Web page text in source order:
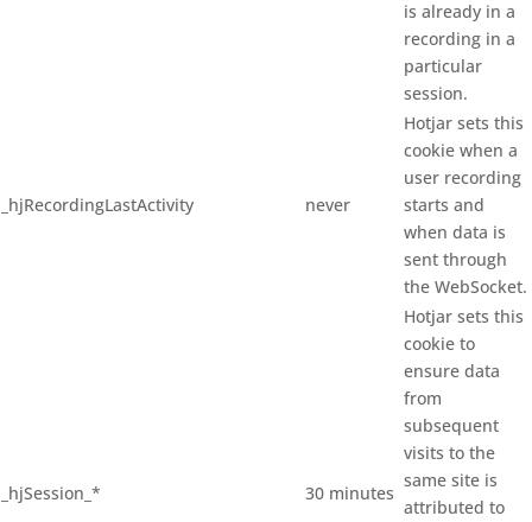
is already in a
recording in a
particular
session.
_hjRecordingLastActivity never
Hotjar sets this
cookie when a
user recording
starts and
when data is
sent through
the WebSocket.
_hjSession_* 30 minutes
Hotjar sets this
cookie to
ensure data
from
subsequent
visits to the
same site is
attributed to